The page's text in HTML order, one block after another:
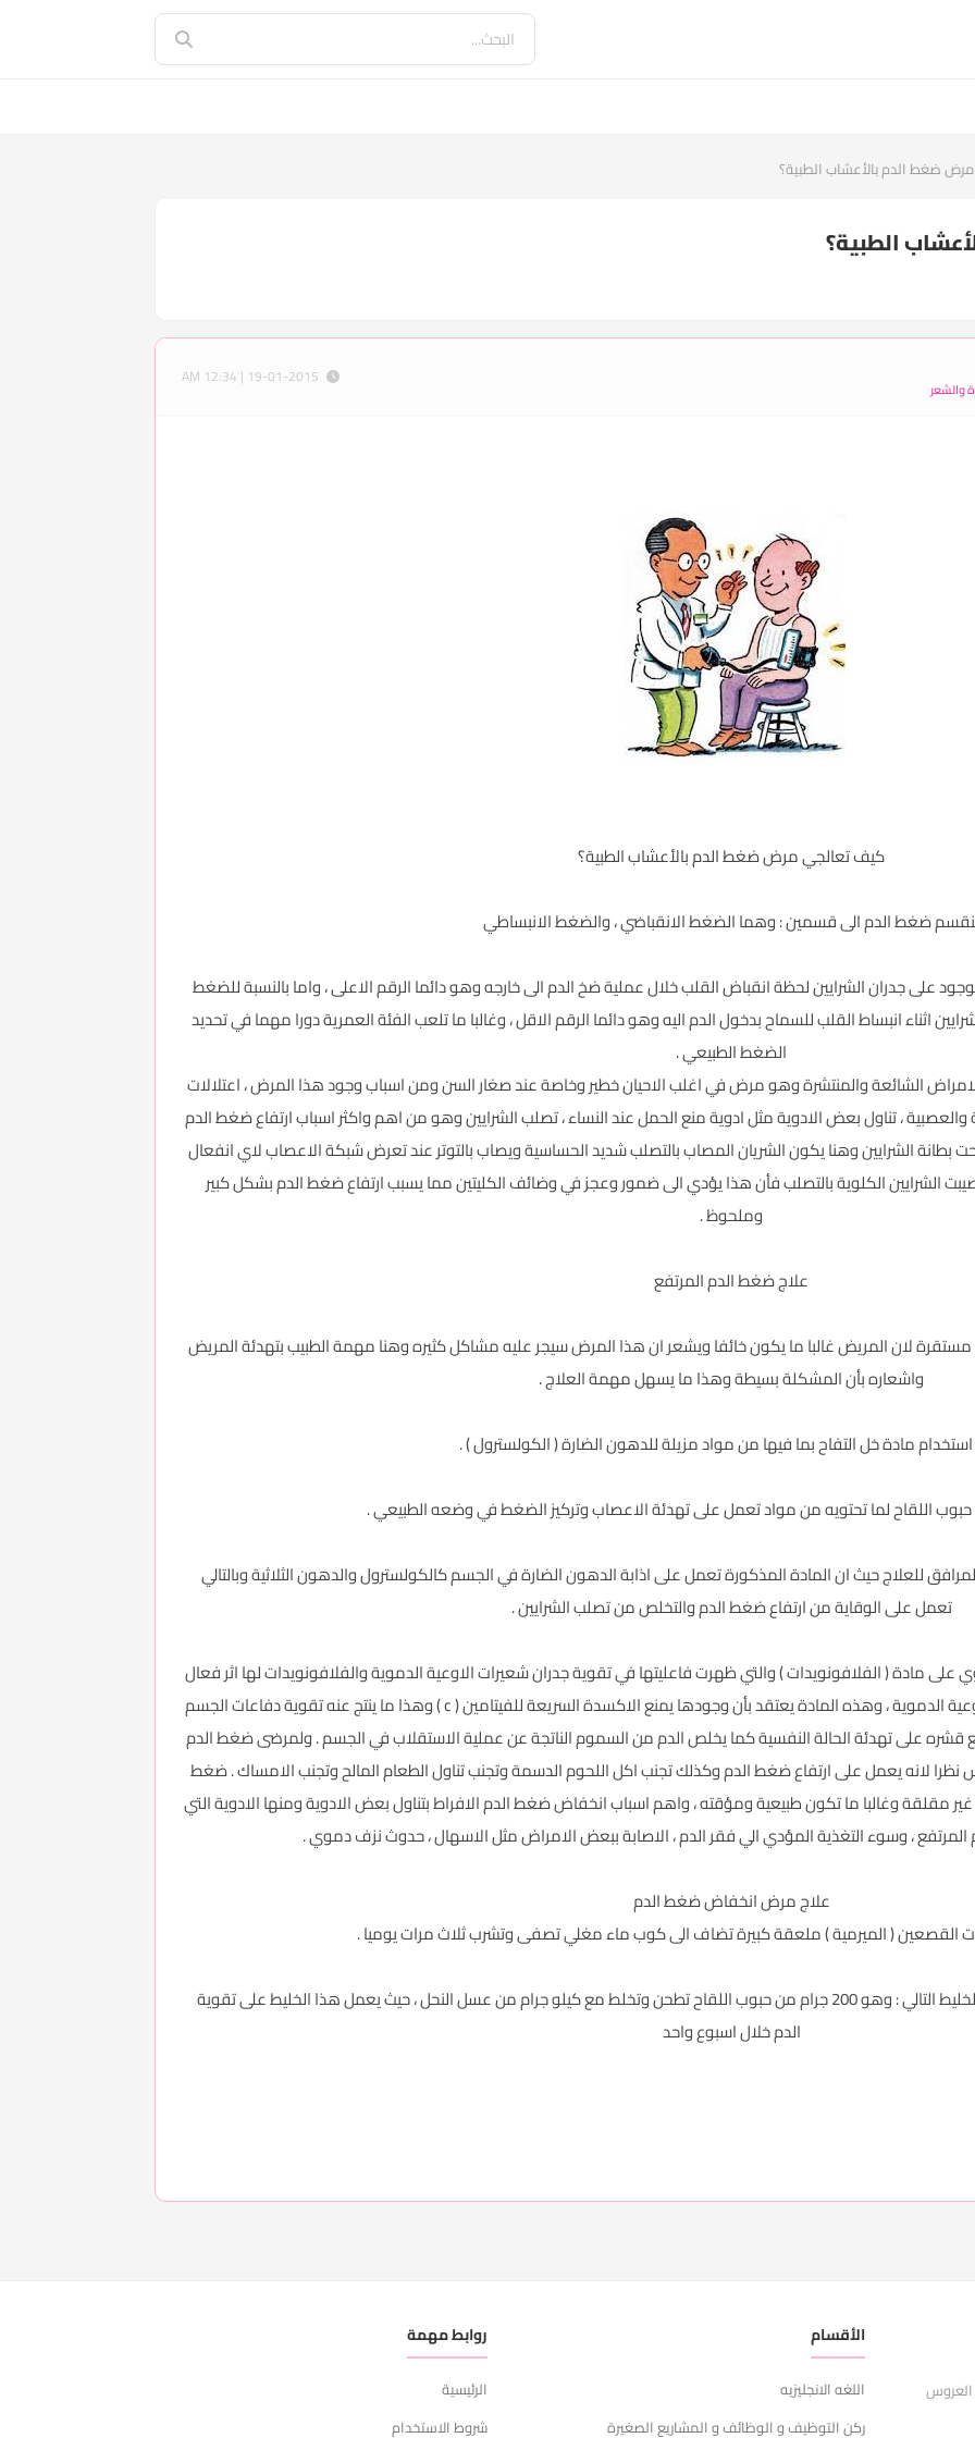
ضغط الدم بالأعشاب الطبية؟
الطبية؟
والشعر
كيف تعالجي مرض ضغط الدم بالأعشاب الطبية؟
ضغط الدم الى قسمين : وهما الضغط الانقباضي ، والضغط الانبساطي
على جدران الشرايين لحظة انقباض القلب خلال عملية ضخ الدم الى خارجه وهو دائما الرقم الاعلى ، واما بالنسبة للضغط
اثناء انبساط القلب للسماح بدخول الدم اليه وهو دائما الرقم الاقل ، وغالبا ما تلعب الفئة العمرية دورا مهما في تحديد
الضغط الطبيعي .
الشائعة والمنتشرة وهو مرض في اغلب الاحيان خطير وخاصة عند صغار السن ومن اسباب وجود هذا المرض ، اعتلالات
والعصبية ، تناول بعض الادوية مثل ادوية منع الحمل عند النساء ، تصلب الشرايين وهو من اهم واكثر اسباب ارتفاع ضغط الدم
بطانة الشرايين وهنا يكون الشريان المصاب بالتصلب شديد الحساسية ويصاب بالتوتر عند تعرض شبكة الاعصاب لاي انفعال
الشرايين الكلوية بالتصلب فأن هذا يؤدي الى ضمور وعجز في وضائف الكليتين مما يسبب ارتفاع ضغط الدم بشكل كبير
وملحوظ .
علاج ضغط الدم المرتفع
مستقرة لان المريض غالبا ما يكون خائفا ويشعر ان هذا المرض سيجر عليه مشاكل كثيره وهنا مهمة الطبيب بتهدئة المريض
واشعاره بأن المشكلة بسيطة وهذا ما يسهل مهمة العلاج .
: استخدام مادة خل التفاح بما فيها من مواد مزيلة للدهون الضارة ( الكولسترول ) .
حبوب اللقاح لما تحتويه من مواد تعمل على تهدئة الاعصاب وتركيز الضغط في وضعه الطبيعي .
للعلاج حيث ان المادة المذكورة تعمل على اذابة الدهون الضارة في الجسم كالكولسترول والدهون الثلاثية وبالتالي
تعمل على الوقاية من ارتفاع ضغط الدم والتخلص من تصلب الشرايين .
على مادة ( الفلافونويدات ) والتي ظهرت فاعليتها في تقوية جدران شعيرات الاوعية الدموية والفلافونويدات لها اثر فعال
في حالات الاضطرابات المتنوعة ومنها مرض الاوعية الدموية ، وهذه المادة يعتقد بأن وجودها يمنع الاكسدة السريعة للفيتامين ( c ) وهذا ما ينتج عنه تقوية دفاعات الجسم
قشره على تهدئة الحالة النفسية كما يخلص الدم من السموم الناتجة عن عملية الاستقلاب في الجسم . ولمرضى ضغط الدم
نظرا لانه يعمل على ارتفاع ضغط الدم وكذلك تجنب اكل اللحوم الدسمة وتجنب تناول الطعام المالح وتجنب الامساك . ضغط
مقلقة وغالبا ما تكون طبيعية ومؤقته ، واهم اسباب انخفاض ضغط الدم الافراط بتناول بعض الادوية ومنها الادوية التي
، وسوء التغذية المؤدي الي فقر الدم ، الاصابة ببعض الامراض مثل الاسهال ، حدوث نزف دموي .
علاج مرض انخفاض ضغط الدم
القصعين ( الميرمية ) ملعقة كبيرة تضاف الى كوب ماء مغلي تصفى وتشرب ثلاث مرات يوميا .
ثانيا : تناول ملعقة كبيرة ثلاث مرات يوميا من الخليط التالي : وهو 200 جرام من حبوب اللقاح تطحن وتخلط مع كيلو جرام من عسل النحل ، حيث يعمل هذا الخليط على تقوية
الدم خلال اسبوع واحد
الأقسام
اللغه الانجليزيه
ركن التوظيف و الوظائف و المشاريع الصغيرة
روابط مهمة
الرئيسية
شروط الاستخدام